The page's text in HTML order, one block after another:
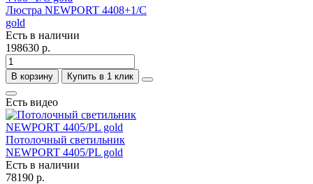
Люстра NEWPORT 4408+1/C
gold
Есть в наличии
198630 р.
В корзину Купить в 1 клик
Есть видео
Потолочный светильник
NEWPORT 4405/PL gold
Есть в наличии
78190 р.